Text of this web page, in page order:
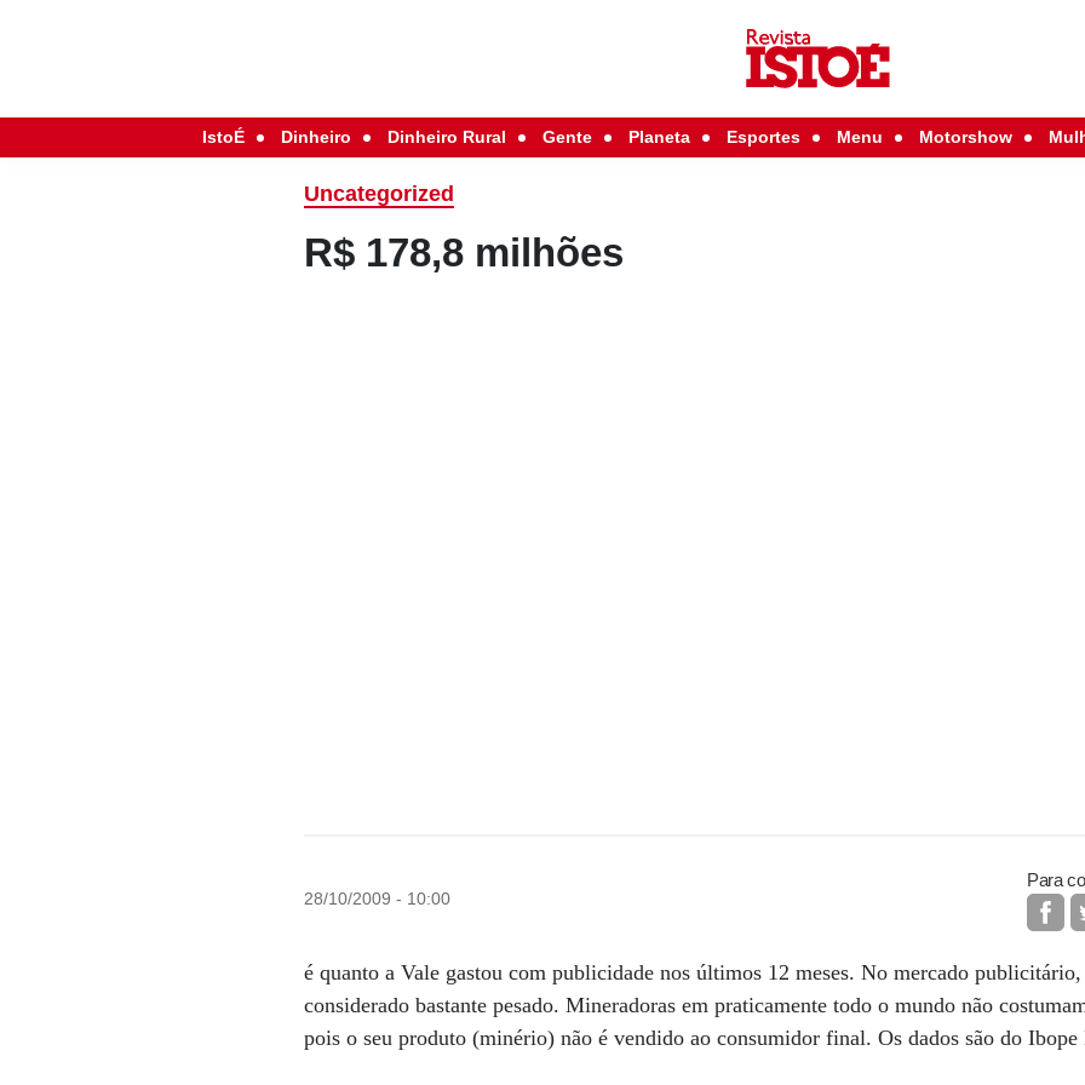
IstoÉ Dinheiro Dinheiro Rural Gente Planeta Esportes Menu Motorshow
Uncategorized
R$ 178,8 milhões
28/10/2009 - 10:00
Para
é quanto a Vale gastou com publicidade nos últimos 12 meses. No mercado publicitário,
considerado bastante pesado. Mineradoras em praticamente todo o mundo não
pois o seu produto (minério) não é vendido ao consumidor final. Os dados são do